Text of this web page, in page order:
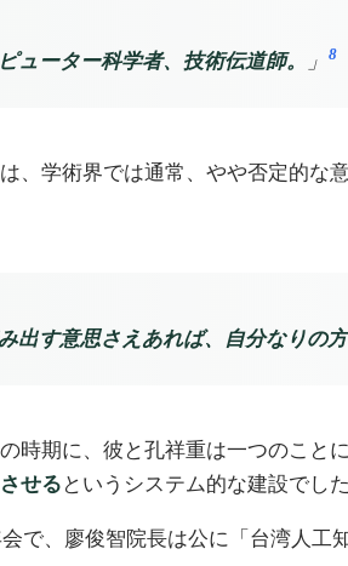
ューター科学者、技術伝道師。 」 8
は、学術界では通常、やや否定的
出す意思さえあれば、自分なりの
時期に、彼と孔祥重は一つのこと
せる というシステム的な建設でし
で、廖俊智院長は公に「台湾人工